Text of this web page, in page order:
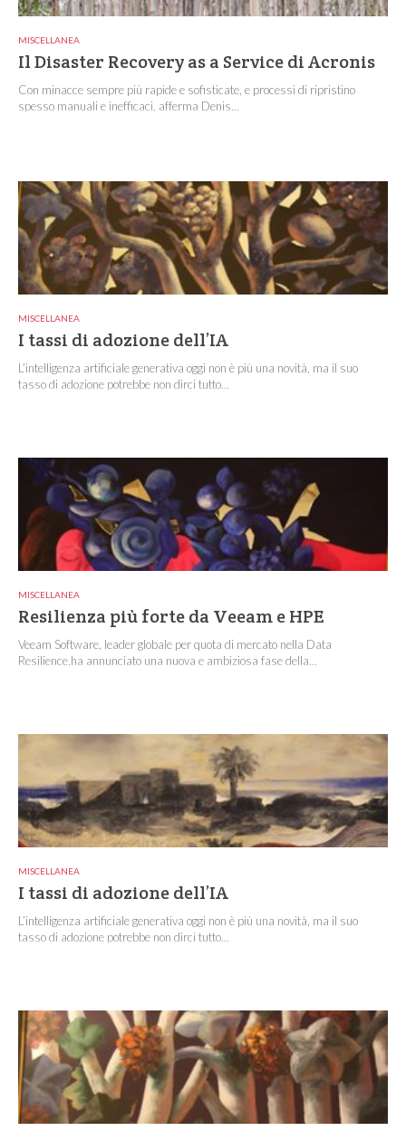
MISCELLANEA
Il Disaster Recovery as a Service di Acronis
Con minacce sempre più rapide e sofisticate, e processi di ripristino
spesso manuali e inefficaci, afferma Denis...
MISCELLANEA
I tassi di adozione dell’IA
L’intelligenza artificiale generativa oggi non è più una novità, ma il suo
tasso di adozione potrebbe non dirci tutto...
MISCELLANEA
Resilienza più forte da Veeam e HPE
Veeam Software, leader globale per quota di mercato nella Data
Resilience,ha annunciato una nuova e ambiziosa fase della...
MISCELLANEA
I tassi di adozione dell’IA
L’intelligenza artificiale generativa oggi non è più una novità, ma il suo
tasso di adozione potrebbe non dirci tutto...